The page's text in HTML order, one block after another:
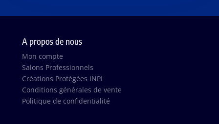
A propos de nous
Mon compte
Salons Professionnels
Créations Protégées INPI
Conditions générales de vente
Politique de confidentialité